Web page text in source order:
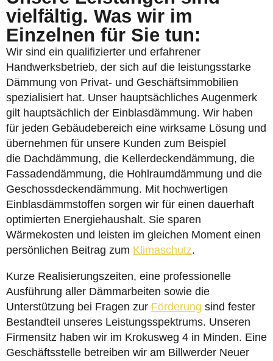
vielfältig. Was wir im
Einzelnen für Sie tun:
Wir sind ein qualifizierter und erfahrener
Handwerksbetrieb, der sich auf die leistungsstarke
Dämmung von Privat- und Geschäftsimmobilien
spezialisiert hat. Unser hauptsächliches Augenmerk
gilt hauptsächlich der Einblasdämmung. Wir haben
für jeden Gebäudebereich eine wirksame Lösung und
übernehmen für unsere Kunden zum Beispiel
die Dachdämmung, die Kellerdeckendämmung, die
Fassadendämmung, die Hohlraumdämmung und die
Geschossdeckendämmung. Mit hochwertigen
Einblasdämmstoffen sorgen wir für einen dauerhaft
optimierten Energiehaushalt. Sie sparen
Wärmekosten und leisten im gleichen Moment einen
persönlichen Beitrag zum Klimaschutz.
Kurze Realisierungszeiten, eine professionelle
Ausführung aller Dämmarbeiten sowie die
Unterstützung bei Fragen zur Förderung sind fester
Bestandteil unseres Leistungsspektrums. Unseren
Firmensitz haben wir im Krokusweg 4 in Minden. Eine
Geschäftsstelle betreiben wir am Billwerder Neuer